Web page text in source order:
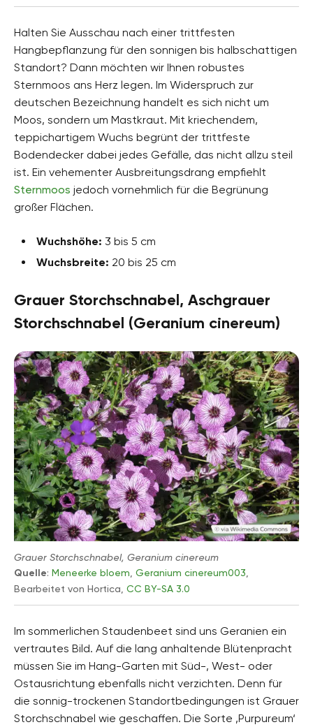
Halten Sie Ausschau nach einer trittfesten
Hangbepflanzung für den sonnigen bis halbschattigen
Standort? Dann möchten wir Ihnen robustes
Sternmoos ans Herz legen. Im Widerspruch zur
deutschen Bezeichnung handelt es sich nicht um
Moos, sondern um Mastkraut. Mit kriechendem,
teppichartigem Wuchs begrünt der trittfeste
Bodendecker dabei jedes Gefälle, das nicht allzu steil
ist. Ein vehementer Ausbreitungsdrang empfiehlt
Sternmoos jedoch vornehmlich für die Begrünung
großer Flächen.
Wuchshöhe: 3 bis 5 cm
Wuchsbreite: 20 bis 25 cm
Grauer Storchschnabel, Aschgrauer
Storchschnabel (Geranium cinereum)
Grauer Storchschnabel, Geranium cinereum
Quelle: Meneerke bloem, Geranium cinereum003,
Bearbeitet von Hortica, CC BY-SA 3.0
Im sommerlichen Staudenbeet sind uns Geranien ein
vertrautes Bild. Auf die lang anhaltende Blütenpracht
müssen Sie im Hang-Garten mit Süd-, West- oder
Ostausrichtung ebenfalls nicht verzichten. Denn für
die sonnig-trockenen Standortbedingungen ist Grauer
Storchschnabel wie geschaffen. Die Sorte ‚Purpureum‘